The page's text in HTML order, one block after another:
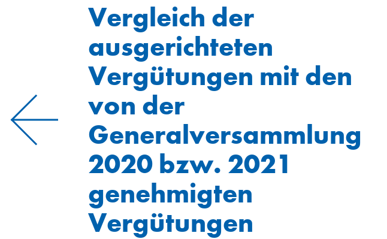
Vergleich der
ausgerichteten
Vergütungen mit den
von der
Generalversammlung
2020 bzw. 2021
genehmigten
Vergütungen